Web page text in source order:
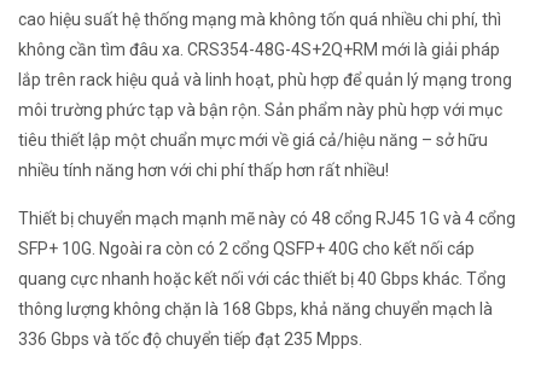
cao hiệu suất hệ thống mạng mà không tốn quá nhiều chi phí, thì
không cần tìm đâu xa. CRS354-48G-4S+2Q+RM mới là giải pháp
lắp trên rack hiệu quả và linh hoạt, phù hợp để quản lý mạng trong
môi trường phức tạp và bận rộn. Sản phẩm này phù hợp với mục
tiêu thiết lập một chuẩn mực mới về giá cả/hiệu năng – sở hữu
nhiều tính năng hơn với chi phí thấp hơn rất nhiều!
Thiết bị chuyển mạch mạnh mẽ này có 48 cổng RJ45 1G và 4 cổng
SFP+ 10G. Ngoài ra còn có 2 cổng QSFP+ 40G cho kết nối cáp
quang cực nhanh hoặc kết nối với các thiết bị 40 Gbps khác. Tổng
thông lượng không chặn là 168 Gbps, khả năng chuyển mạch là
336 Gbps và tốc độ chuyển tiếp đạt 235 Mpps.